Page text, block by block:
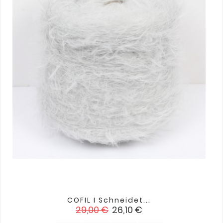
COFIL I Schneidet...
Verkaufspreis
29,00 € Preis
26,10 €